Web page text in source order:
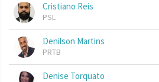
Cristiano Reis
PSL
Denilson Martins
PRTB
Denise Torquato